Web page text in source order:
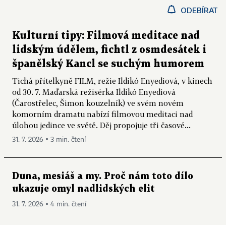
ODEBÍRAT
Kulturní tipy: Filmová meditace nad
lidským údělem, fichtl z osmdesátek i
španělský Kancl se suchým humorem
Tichá přítelkyně FILM, režie Ildikó Enyediová, v kinech
od 30. 7. Maďarská režisérka Ildikó Enyediová
(Čarostřelec, Šimon kouzelník) ve svém novém
komorním dramatu nabízí filmovou meditaci nad
úlohou jedince ve světě. Děj propojuje tři časové...
31. 7. 2026 ▪ 3 min. čtení
Duna, mesiáš a my. Proč nám toto dílo
ukazuje omyl nadlidských elit
31. 7. 2026 ▪ 4 min. čtení